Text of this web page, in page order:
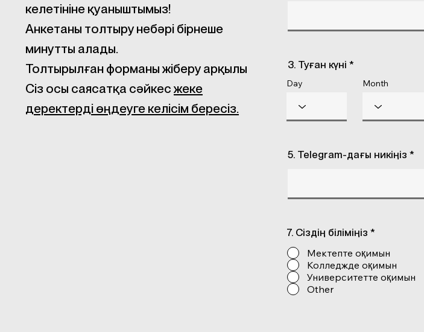
келетініне қуаныштымыз!
Анкетаны толтыру небәрі бірнеше
минутты алады.
Толтырылған форманы жіберу арқылы
Сіз осы саясатқа сәйкес жеке
деректерді өңдеуге келісім бересіз.
7. Сіздің біліміңіз *
Мектепте оқимын
Колледжде оқимын
Университетте оқимын
Other
5. Telegram-дағы никіңіз *
3. Туған күні *
Day Month